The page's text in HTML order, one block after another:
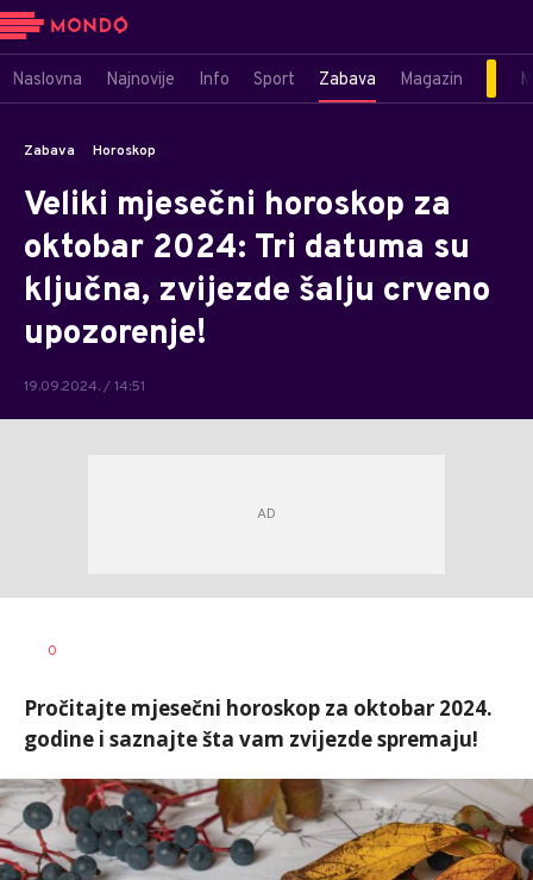
Naslovna Najnovije Info Sport Zabava Magazin
Zabava Horoskop
Veliki mjesečni horoskop za
oktobar 2024: Tri datuma su
ključna, zvijezde šalju crveno
upozorenje!
19.09.2024. / 14:51
0
Pročitajte mjesečni horoskop za oktobar 2024.
godine i saznajte šta vam zvijezde spremaju!